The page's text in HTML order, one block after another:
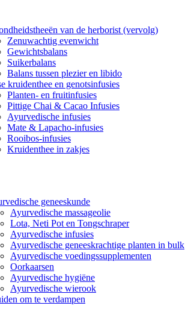
van de herborist (vervolg)
Zenuwachtig evenwicht
Gewichtsbalans
Suikerbalans
Balans tussen plezier en libido
kruidenthee en genotsinfusies
Planten- en fruitinfusies
Pittige Chai & Cacao Infusies
Ayurvedische infusies
Mate & Lapacho-infusies
Rooibos-infusies
Kruidenthee in zakjes
geneeskunde
Ayurvedische massageolie
Lota, Neti Pot en Tongschraper
Ayurvedische infusies
Ayurvedische geneeskrachtige planten in bulk
Ayurvedische voedingssupplementen
Oorkaarsen
Ayurvedische hygiëne
Ayurvedische wierook
om te verdampen